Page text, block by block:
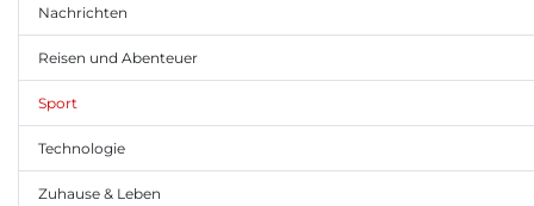
Nachrichten
Reisen und Abenteuer
Sport
Technologie
Zuhause & Leben